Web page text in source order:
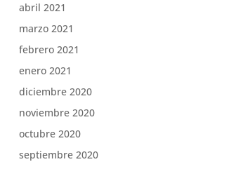
abril 2021
marzo 2021
febrero 2021
enero 2021
diciembre 2020
noviembre 2020
octubre 2020
septiembre 2020